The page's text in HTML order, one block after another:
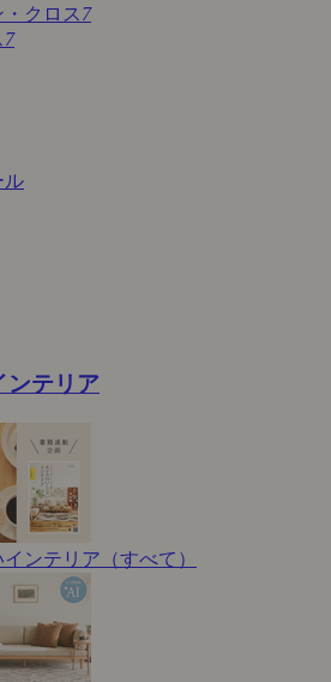
クロス 7
7
ル
ンテリア
ンテリア（すべて）